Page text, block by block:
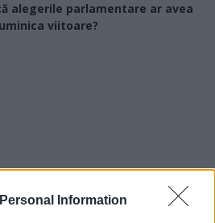
Information
alegerile parlamentare ar avea
viitoare?